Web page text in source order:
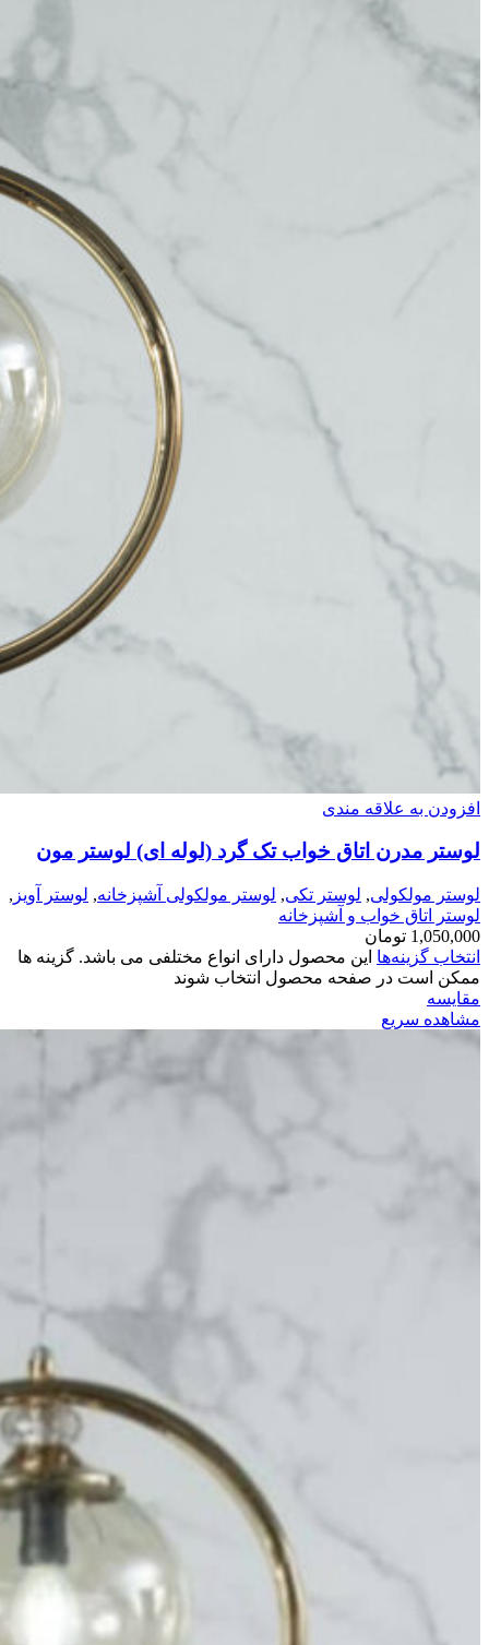
افزودن به علاقه مندی
لوستر مدرن اتاق خواب تک گرد (لوله ای) لوستر مون
لوستر مولکولی, لوستر تکی, لوستر مولکولی آشپزخانه, لوستر آویز ,
لوستر اتاق خواب و آشپزخانه
1,050,000 تومان
انتخاب گزینه‌ها این محصول دارای انواع مختلفی می باشد. گزینه ها
ممکن است در صفحه محصول انتخاب شوند
مقایسه
مشاهده سریع